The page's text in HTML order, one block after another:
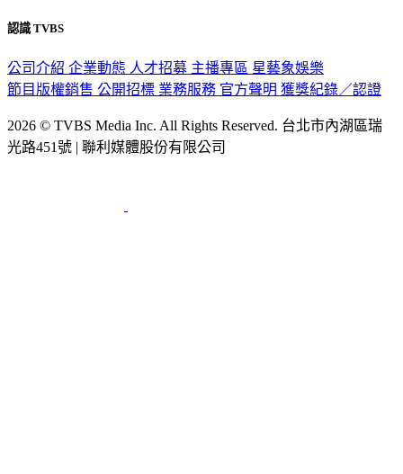
認識 TVBS
公司介紹 企業動態 人才招募 主播專區 星藝象娛樂
節目版權銷售 公開招標 業務服務 官方聲明 獲獎紀錄／認證
2026 © TVBS Media Inc. All Rights Reserved. 台北市內湖區瑞
光路451號 | 聯利媒體股份有限公司